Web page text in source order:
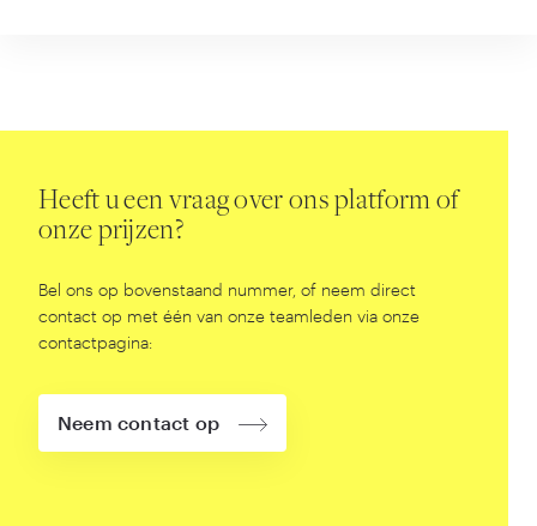
Heeft u een vraag over ons platform of
onze prijzen?
Bel ons op bovenstaand nummer, of neem direct
contact op met één van onze teamleden via onze
contactpagina:
Neem contact op